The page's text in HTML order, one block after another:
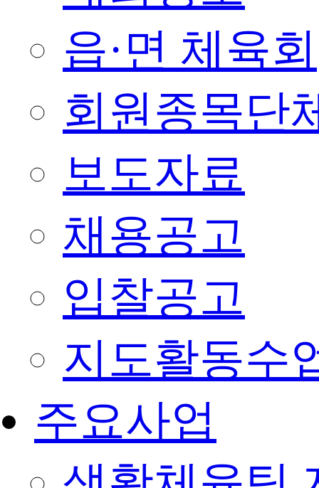
읍·면 체육회
회원종목단
보도자료
채용공고
입찰공고
지도활동수
주요사업